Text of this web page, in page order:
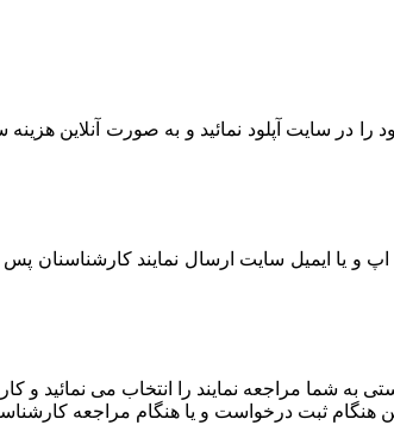
در سایت آپلود نمائید و به صورت آنلاین
یا ایمیل سایت ارسال نمایند کارشناسنان
مراجعه نمایند را انتخاب می نمائید و
هنگام ثبت درخواست و یا هنگام مراجعه